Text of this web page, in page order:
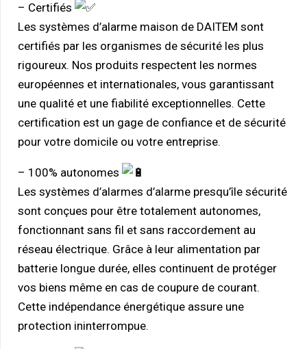
– Certifiés
Les systèmes d’alarme maison de DAITEM sont
certifiés par les organismes de sécurité les plus
rigoureux. Nos produits respectent les normes
européennes et internationales, vous garantissant
une qualité et une fiabilité exceptionnelles. Cette
certification est un gage de confiance et de sécurité
pour votre domicile ou votre entreprise.
– 100% autonomes
Les systèmes d’alarmes d’alarme presqu’île sécurité
sont conçues pour être totalement autonomes,
fonctionnant sans fil et sans raccordement au
réseau électrique. Grâce à leur alimentation par
batterie longue durée, elles continuent de protéger
vos biens même en cas de coupure de courant.
Cette indépendance énergétique assure une
protection ininterrompue.